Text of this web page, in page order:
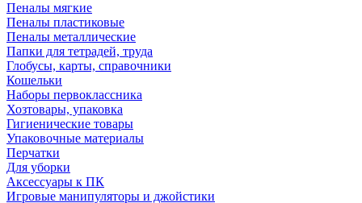
Пеналы мягкие
Пеналы пластиковые
Пеналы металлические
Папки для тетрадей, труда
Глобусы, карты, справочники
Кошельки
Наборы первоклассника
Хозтовары, упаковка
Гигиенические товары
Упаковочные материалы
Перчатки
Для уборки
Аксессуары к ПК
Игровые манипуляторы и джойстики